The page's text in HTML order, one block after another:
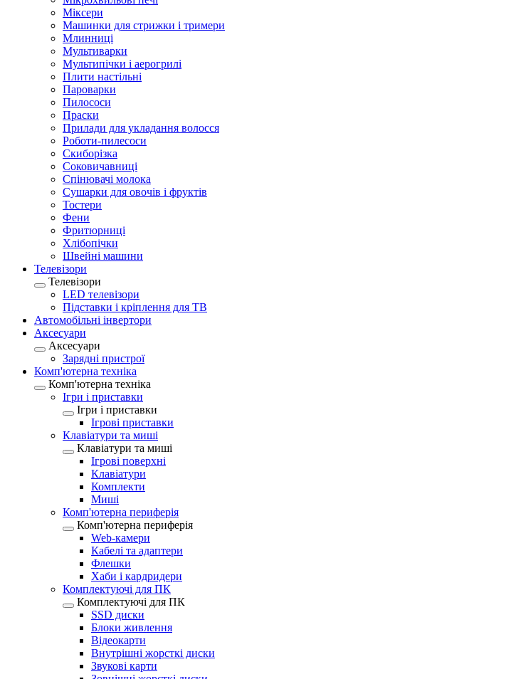
Міксери
Машинки для стрижки і тримери
Млинниці
Мультиварки
Мультипічки і аерогрилі
Плити настільні
Пароварки
Пилососи
Праски
Прилади для укладання волосся
Роботи-пилесоси
Скиборізка
Соковичавниці
Спінювачі молока
Сушарки для овочів і фруктів
Тостери
Фени
Фритюрниці
Хлібопічки
Швейні машини
Телевізори
Телевізори
LED телевізори
Підставки і кріплення для ТВ
Автомобільні інвертори
Аксесуари
Аксесуари
Зарядні пристрої
Комп'ютерна техніка
Комп'ютерна техніка
Ігри і приставки
Ігри і приставки
Ігрові приставки
Клавіатури та миші
Клавіатури та миші
Ігрові поверхні
Клавіатури
Комплекти
Миші
Комп'ютерна периферія
Комп'ютерна периферія
Web-камери
Кабелі та адаптери
Флешки
Хаби і кардридери
Комплектуючі для ПК
Комплектуючі для ПК
SSD диски
Блоки живлення
Відеокарти
Внутрішні жорсткі диски
Звукові карти